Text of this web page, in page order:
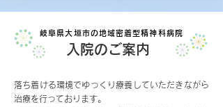
入院のご案内
岐阜県大垣市の地域密着型精神科病院
落ち着ける環境でゆっくり療養していただきながら
治療を行っております。